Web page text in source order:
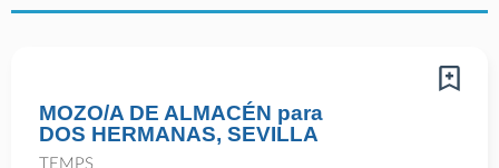
MOZO/A DE ALMACÉN para
DOS HERMANAS, SEVILLA
TEMPS